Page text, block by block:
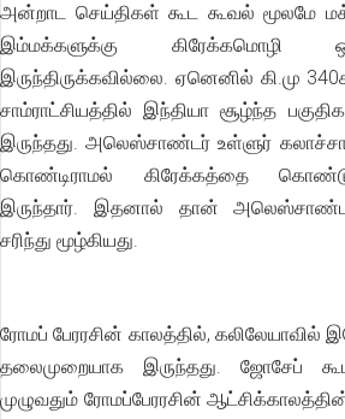
அன்றாட செய்திகள் கூட கூவல் மூலமே
இம்மக்களுக்கு கிரேக்கமொழி
இருந்திருக்கவில்லை. ஏனெனில் கி.மு
சாம்ராட்சியத்தில் இந்தியா சூழ்ந்த
இருந்தது. அலெஸ்சாண்டர் உள்ளுர்
கொண்டிராமல் கிரேக்கத்தை
இருந்தார். இதனால் தான்
சரிந்து மூழ்கியது.
ரோமப் பேரரசின் காலத்தில், கலிலேயாவில்
தலைமுறையாக இருந்தது. ஜோசேப்
முழுவதும் ரோமப்பேரரசின்